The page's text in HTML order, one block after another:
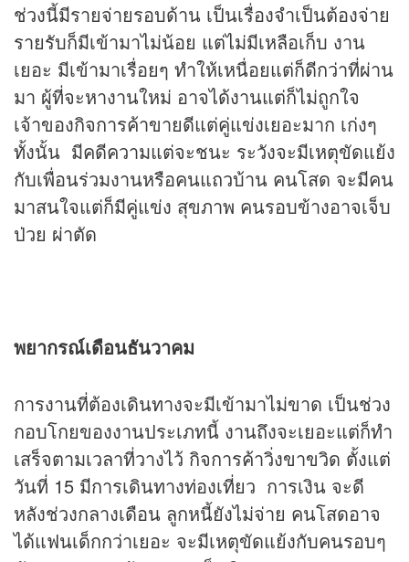
ช่วงนี้มีรายจ่ายรอบด้าน เป็นเรื่องจำเป็นต้องจ่าย
รายรับก็มีเข้ามาไม่น้อย แต่ไม่มีเหลือเก็บ งาน
เยอะ มีเข้ามาเรื่อยๆ ทำให้เหนื่อยแต่ก็ดีกว่าที่ผ่าน
มา ผู้ที่จะหางานใหม่ อาจได้งานแต่ก็ไม่ถูกใจ
เจ้าของกิจการค้าขายดีแต่คู่แข่งเยอะมาก เก่งๆ
ทั้งนั้น มีคดีความแต่จะชนะ ระวังจะมีเหตุขัดแย้ง
กับเพื่อนร่วมงานหรือคนแถวบ้าน คนโสด จะมีคน
มาสนใจแต่ก็มีคู่แข่ง สุขภาพ คนรอบข้างอาจเจ็บ
ป่วย ผ่าตัด
พยากรณ์เดือนธันวาคม
การงานที่ต้องเดินทางจะมีเข้ามาไม่ขาด เป็นช่วง
กอบโกยของงานประเภทนี้ งานถึงจะเยอะแต่ก็ทำ
เสร็จตามเวลาที่วางไว้ กิจการค้าวิ่งขาขวิด ตั้งแต่
วันที่ 15 มีการเดินทางท่องเที่ยว การเงิน จะดี
หลังช่วงกลางเดือน ลูกหนี้ยังไม่จ่าย คนโสดอาจ
ได้แฟนเด็กกว่าเยอะ จะมีเหตุขัดแย้งกับคนรอบๆ